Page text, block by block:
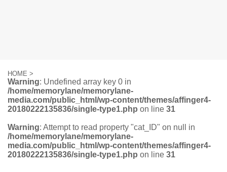
HOME >
Warning: Undefined array key 0 in
/home/memorylane/memorylane-
media.com/public_html/wp-content/themes/affinger4-
20180222135836/single-type1.php on line 31
Warning: Attempt to read property "cat_ID" on null in
/home/memorylane/memorylane-
media.com/public_html/wp-content/themes/affinger4-
20180222135836/single-type1.php on line 31